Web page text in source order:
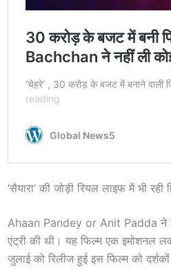
‘सैयारा’ की जोड़ी रियल लाइफ में भी रही
Ahaan Pandey or Anit Padda ने इस
एंट्री की थी। यह फिल्म एक इमोशनल
जुलाई को रिलीज हुई इस फिल्म को